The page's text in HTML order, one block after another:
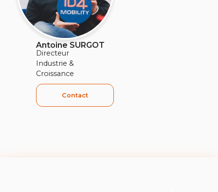
Antoine SURGOT
Directeur
Industrie &
Croissance
Contact